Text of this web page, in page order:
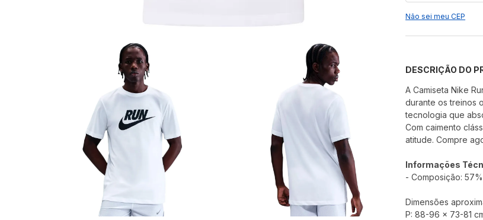
Não sei meu CEP
DESCRIÇÃO DO
A Camiseta Nike
durante os treinos
tecnologia que
Com caimento
atitude. Compre
Informações
- Composição:
Dimensões
P: 88-96 x 73-81